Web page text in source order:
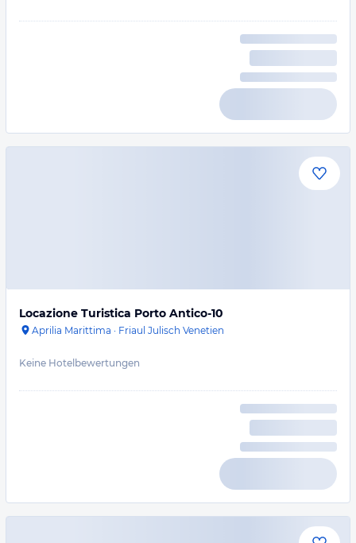
Locazione Turistica Porto Antico-10
Aprilia Marittima · Friaul Julisch Venetien
Keine Hotelbewertungen